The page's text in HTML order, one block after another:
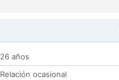
26 años
Relación ocasional